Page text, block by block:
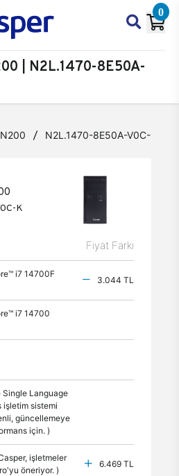
0
| N2L.1470-8E50A-
N2L.1470-8E50A-V0C-K
K
Fiyat Farkı
i7 14700F
3.044 TL
i7 14700
Single Language
işletim sistemi
güncellemeye
için. )
işletmeler
öneriyor. )
6.469 TL